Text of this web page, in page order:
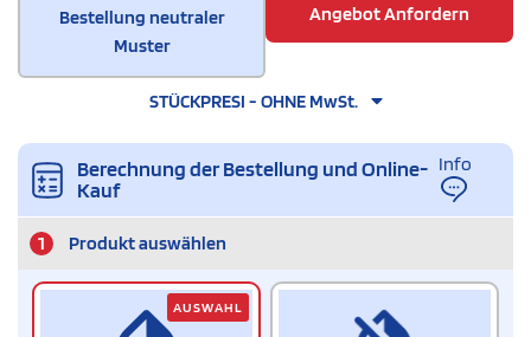
Bestellung neutraler
Muster
Angebot Anfordern
STÜCKPRESI - OHNE MwSt.
Berechnung der Bestellung und Online-
Kauf
Info
1 Produkt auswählen
AUSWAHL